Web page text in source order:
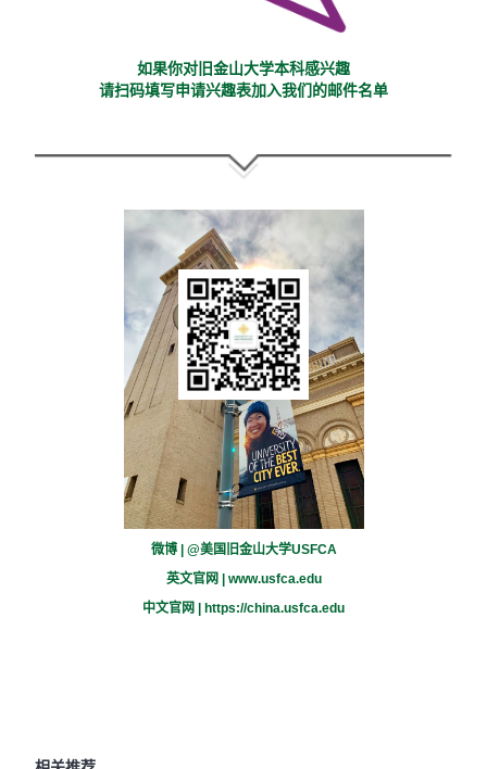
如果你对旧金山大学本科感兴趣
请扫码填写申请兴趣表加入我们的邮件名单
微博 | @美国旧金山大学USFCA
英文官网 | www.usfca.edu
中文官网 |
https://china.usfca.edu